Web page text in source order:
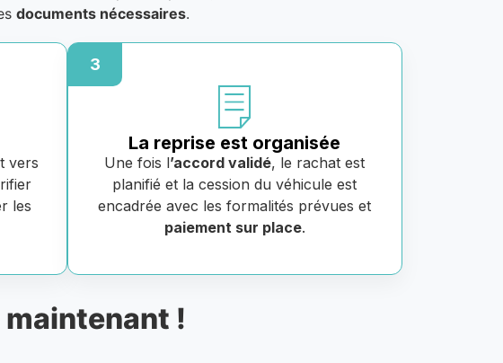
documents nécessaires.
vers
les
3
La reprise est organisée
Une fois l’accord validé, le rachat est
planifié et la cession du véhicule est
encadrée avec les formalités prévues et
paiement sur place.
maintenant !